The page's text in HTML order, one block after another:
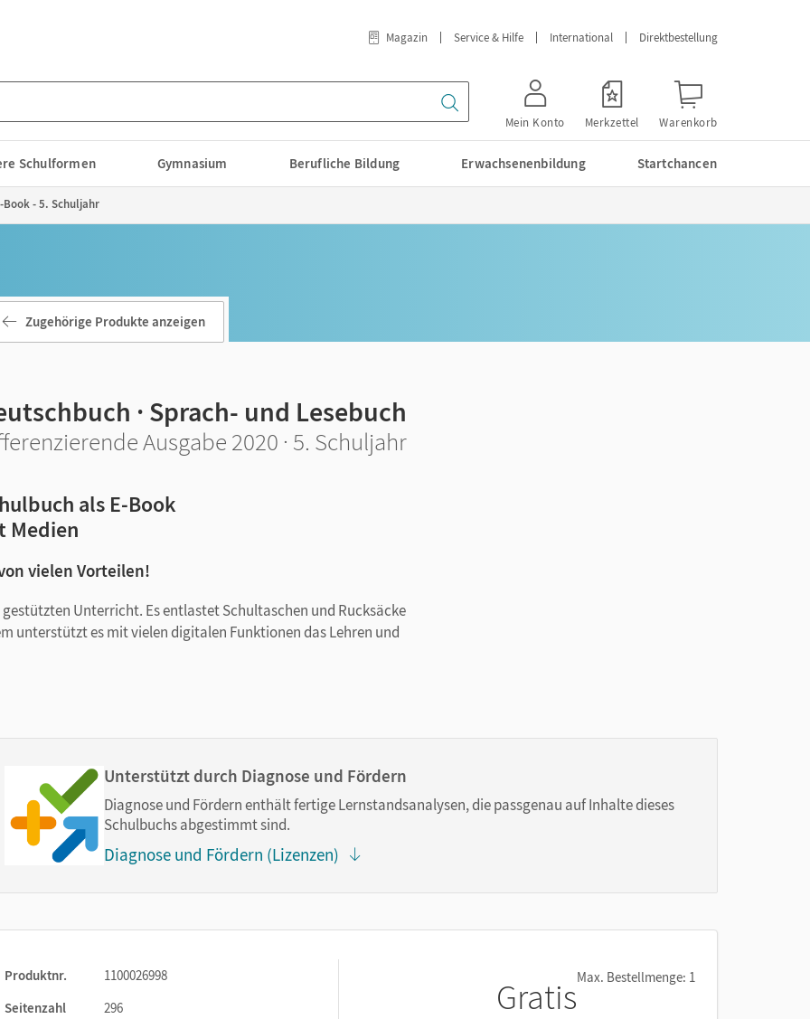
Magazin Service & Hilfe International Direktbestellung
Mein Konto Merkzettel Warenkorb
Schulformen Gymnasium Berufliche Bildung Erwachsenenbildung Startchancen
Book - 5. Schuljahr
Zugehörige Produkte anzeigen
· Sprach- und Lesebuch
Ausgabe 2020 · 5. Schuljahr
als E-Book
Medien
vielen Vorteilen!
Unterricht. Es entlastet Schultaschen und Rucksäcke
unterstützt es mit vielen digitalen Funktionen das Lehren und
Sie sind seitengenau platziert, damit Sie und Ihre Schüler/-innen
Unterstützt durch Diagnose und Fördern
Diagnose und Fördern enthält fertige Lernstandsanalysen, die passgenau auf Inhalte dieses
Schulbuchs abgestimmt sind.
Diagnose und Fördern (Lizenzen)
Produktnr.
1100026998
Seitenzahl
296
GratisMax. Bestellmenge: 1